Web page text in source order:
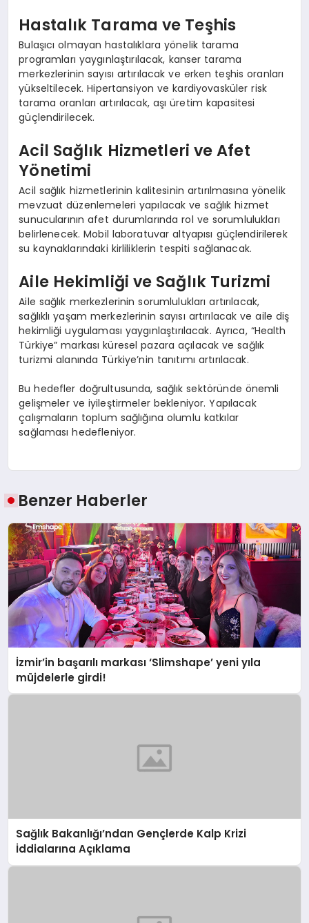
Hastalık Tarama ve Teşhis
Bulaşıcı olmayan hastalıklara yönelik tarama
programları yaygınlaştırılacak, kanser tarama
merkezlerinin sayısı artırılacak ve erken teşhis oranları
yükseltilecek. Hipertansiyon ve kardiyovasküler risk
tarama oranları artırılacak, aşı üretim kapasitesi
güçlendirilecek.
Acil Sağlık Hizmetleri ve Afet
Yönetimi
Acil sağlık hizmetlerinin kalitesinin artırılmasına yönelik
mevzuat düzenlemeleri yapılacak ve sağlık hizmet
sunucularının afet durumlarında rol ve sorumlulukları
belirlenecek. Mobil laboratuvar altyapısı güçlendirilerek
su kaynaklarındaki kirliliklerin tespiti sağlanacak.
Aile Hekimliği ve Sağlık Turizmi
Aile sağlık merkezlerinin sorumlulukları artırılacak,
sağlıklı yaşam merkezlerinin sayısı artırılacak ve aile diş
hekimliği uygulaması yaygınlaştırılacak. Ayrıca, “Health
Türkiye” markası küresel pazara açılacak ve sağlık
turizmi alanında Türkiye’nin tanıtımı artırılacak.
Bu hedefler doğrultusunda, sağlık sektöründe önemli
gelişmeler ve iyileştirmeler bekleniyor. Yapılacak
çalışmaların toplum sağlığına olumlu katkılar
sağlaması hedefleniyor.
Benzer Haberler
İzmir’in başarılı markası ‘Slimshape’ yeni yıla
müjdelerle girdi!
Sağlık Bakanlığı’ndan Gençlerde Kalp Krizi
İddialarına Açıklama